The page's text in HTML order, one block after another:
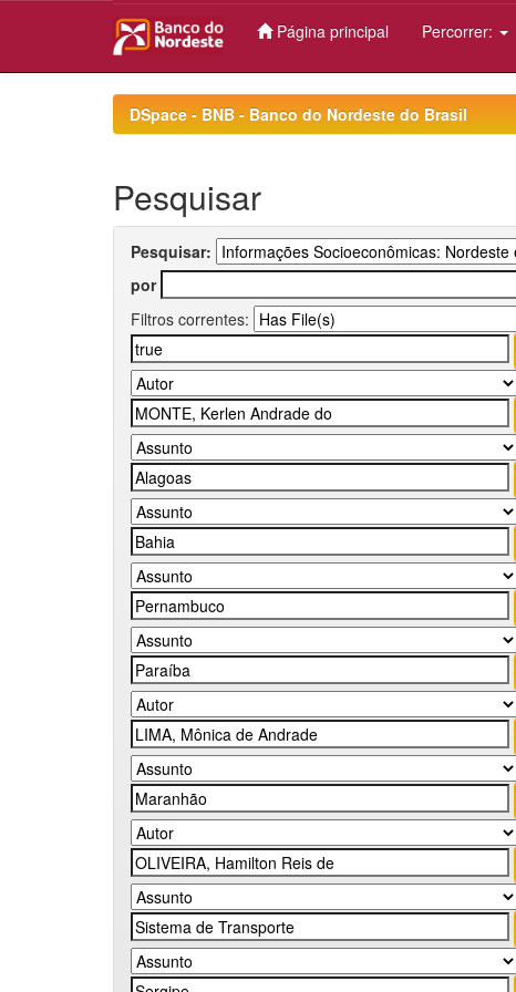
Página principal Percorrer:
DSpace - BNB - Banco do Nordeste do Brasil
Pesquisar
Pesquisar:
por
Filtros correntes: